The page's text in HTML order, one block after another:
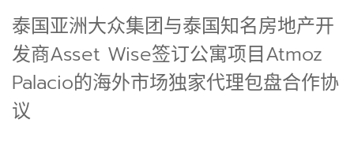
泰国亚洲大众集团与泰国知名房地产开
发商Asset Wise签订公寓项目Atmoz
Palacio的海外市场独家代理包盘合作协
议